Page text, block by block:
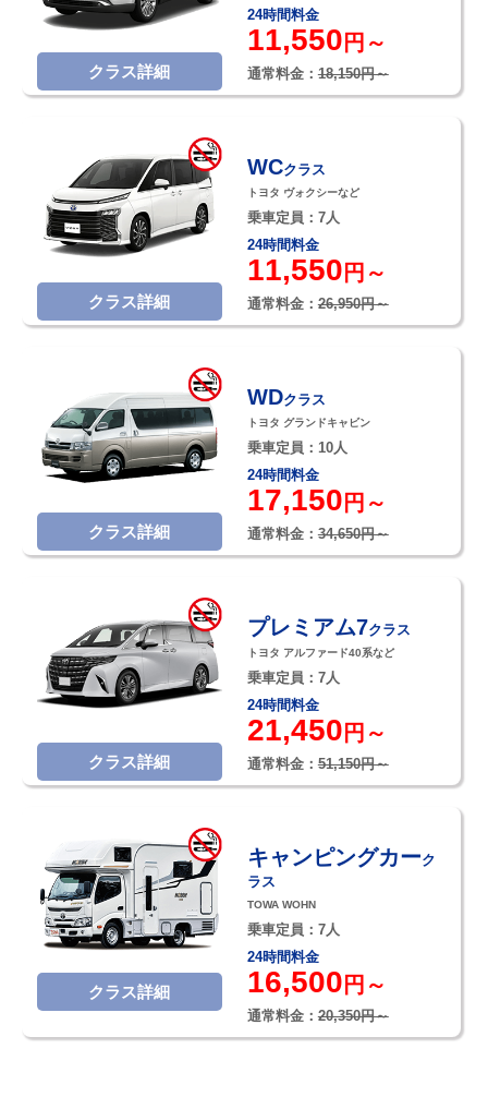
クラス詳細
24時間料金
11,550 円～
通常料金：18,150円～
クラス詳細
WCクラス
トヨタ ヴォクシーなど
乗車定員：7人
24時間料金
11,550 円～
通常料金：26,950円～
クラス詳細
WDクラス
トヨタ グランドキャビン
乗車定員：10人
24時間料金
17,150 円～
通常料金：34,650円～
クラス詳細
プレミアム7クラス
トヨタ アルファード40系など
乗車定員：7人
24時間料金
21,450 円～
通常料金：51,150円～
クラス詳細
キャンピングカーク
ラス
TOWA WOHN
乗車定員：7人
24時間料金
16,500 円～
通常料金：20,350円～